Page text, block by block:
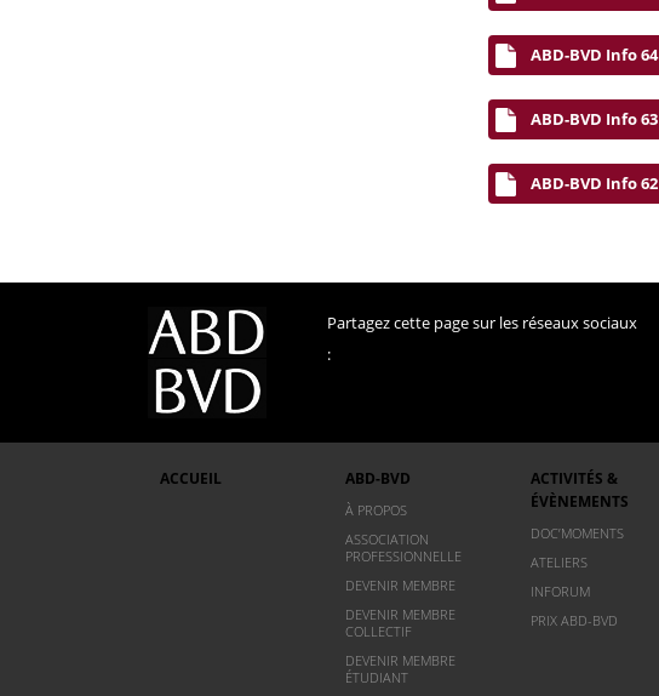
ABD-BVD Info 64
ABD-BVD Info 63
ABD-BVD Info 62
Partagez cette page sur les réseaux sociaux
:
ACCUEIL ABD-BVD
À PROPOS
ASSOCIATION
PROFESSIONNELLE
DEVENIR MEMBRE
DEVENIR MEMBRE
COLLECTIF
DEVENIR MEMBRE
ÉTUDIANT
ACTIVITÉS &
ÉVÈNEMENTS
DOC’MOMENTS
ATELIERS
INFORUM
PRIX ABD-BVD